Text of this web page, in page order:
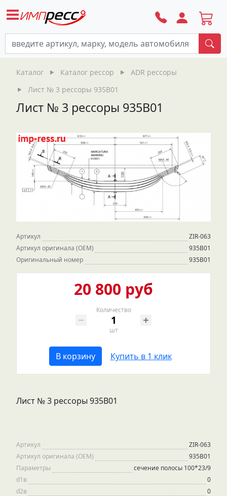
Каталог Каталог рессор
ADR рессоры
Лист № 3 рессоры 935B01
Лист № 3 рессоры 935B01
Артикул
ZIR-063
Артикул оригинала (OEM)
935B01
Оригинальный номер
935В01
20 800 руб
Количество
шт
В корзину Купить в 1 клик
Лист № 3 рессоры 935B01
Артикул
ZIR-063
Артикул оригинала (OEM)
935B01
Параметры
сечение полосы 100*23/9
d1в
0
d2в
0